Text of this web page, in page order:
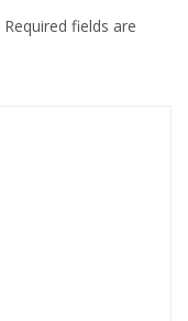
Required fields are